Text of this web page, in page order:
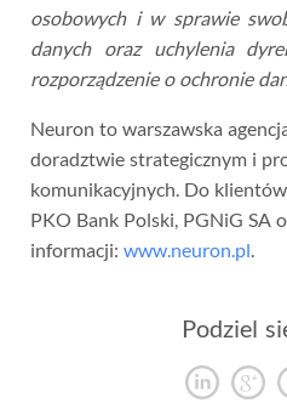
osobowych i w sprawie
danych oraz uchylenia
rozporządzenie o ochronie
Neuron to warszawska
doradztwie strategicznym i
komunikacyjnych. Do
PKO Bank Polski, PGNiG SA
informacji: www.neuron.pl
Podziel